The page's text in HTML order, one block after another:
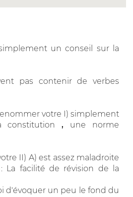
un conseil sur la
pas contenir de verbes
votre I) simplement
,
une norme
II) A) est assez maladroite
La facilité de révision de la
d'évoquer un peu le fond du